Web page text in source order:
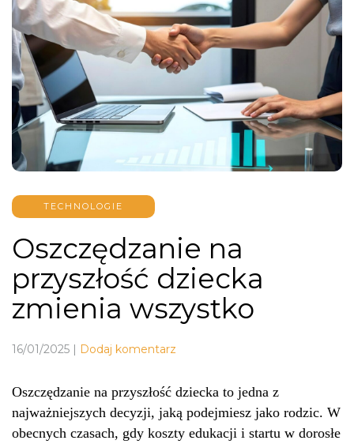
TECHNOLOGIE
Oszczędzanie na
przyszłość dziecka
zmienia wszystko
16/01/2025 | Dodaj komentarz
Oszczędzanie na przyszłość dziecka to jedna z
najważniejszych decyzji, jaką podejmiesz jako rodzic. W
obecnych czasach, gdy koszty edukacji i startu w dorosłe